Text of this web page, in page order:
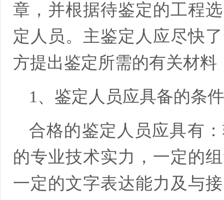
章，并根据待鉴定的工程
定人员。主鉴定人应尽快
方提出鉴定所需的有关材
1、鉴定人员应具备的条件
合格的鉴定人员应具有
的专业技术实力，一定的
一定的文字表达能力及与